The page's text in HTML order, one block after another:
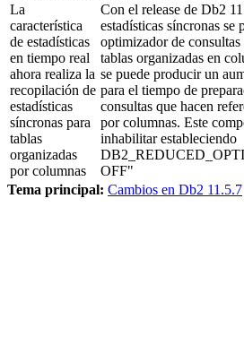
La
característica
de estadísticas
en tiempo real
ahora realiza la
recopilación de
estadísticas
síncronas para
tablas
organizadas
por columnas
Con el release de Db2
estadísticas síncronas se
optimizador de consultas
tablas organizadas en
se puede producir un
para el tiempo de
consultas que hacen
por columnas. Este
inhabilitar estableciendo
OFF"
Tema principal: Cambios en Db2 11.5.7